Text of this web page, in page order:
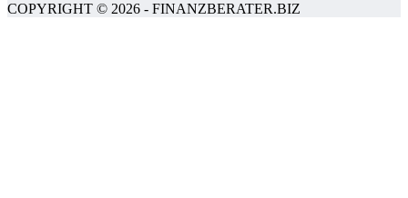
COPYRIGHT © 2026 - FINANZBERATER.BIZ